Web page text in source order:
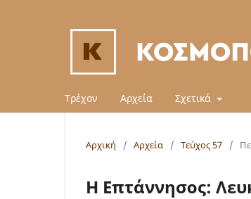
Τρέχον Αρχεία Σχετικά
Αρχική / Αρχεία / Τεύχος 57 /
Η Επτάννησος: